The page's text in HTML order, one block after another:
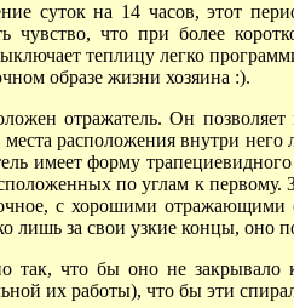
суток на 14 часов, этот
чувство, что при более
теплицу легко
образе жизни хозяина :).
отражатель. Он
расположения внутри
имеет форму
по углам к
с хорошими отражающими
за свои узкие концы, оно
так, что бы оно не
их работы), что бы эти